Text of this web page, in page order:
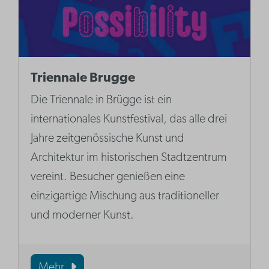
Triennale Brugge
Die Triennale in Brügge ist ein
internationales Kunstfestival, das alle drei
Jahre zeitgenössische Kunst und
Architektur im historischen Stadtzentrum
vereint. Besucher genießen eine
einzigartige Mischung aus traditioneller
und moderner Kunst.